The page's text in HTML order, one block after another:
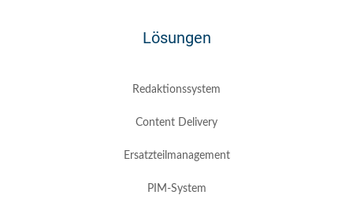
Lösungen
Redaktionssystem
Content Delivery
Ersatzteilmanagement
PIM-System